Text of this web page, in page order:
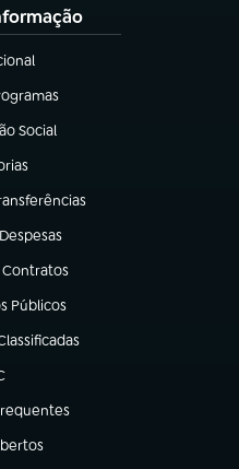
nova aba)
aba)
Social
aba)
nova aba)
aba)
aba)
Públicos
aba)
aba)
em nova aba)
aba)
aba)